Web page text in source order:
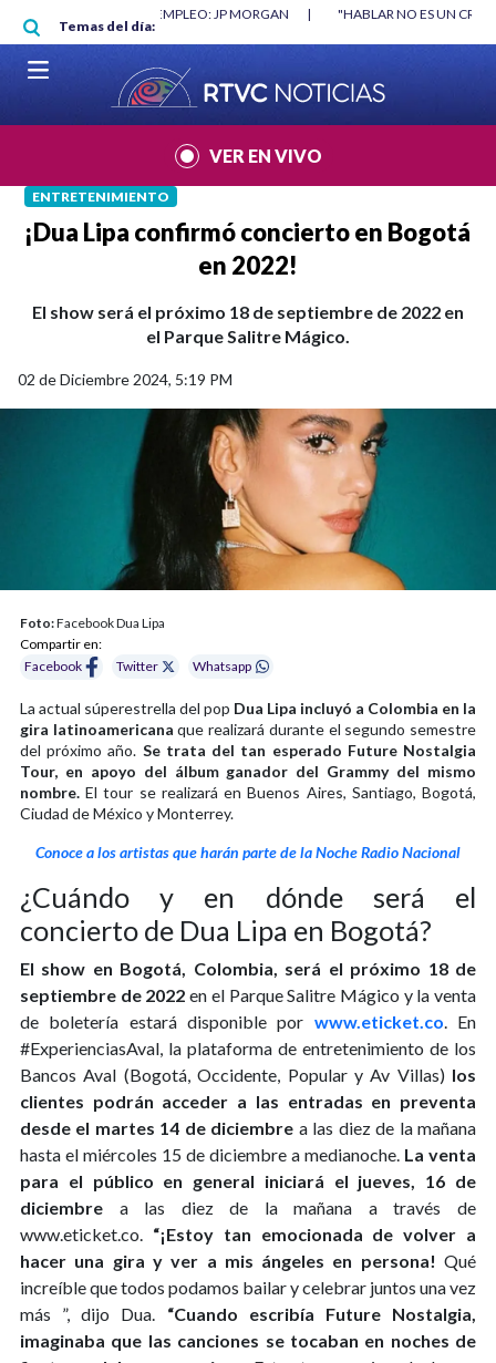
Pasar al contenido principal
Temas del día:
NO DESTRUYÓ EMPLEO: JP MORGAN
"HABLAR NO ES UN
2026
|
VER EN VIVO
ENTRETENIMIENTO
¡Dua Lipa confirmó concierto en Bogotá
en 2022!
El show será el próximo 18 de septiembre de 2022 en
el Parque Salitre Mágico.
02 de Diciembre 2024, 5:19 PM
Foto:Facebook Dua Lipa
Compartir en:
Facebook
Twitter Whatsapp
La actual súperestrella del pop Dua Lipa incluyó a Colombia en la
gira latinoamericana que realizará durante el segundo semestre
del próximo año. Se trata del tan esperado Future Nostalgia
Tour, en apoyo del álbum ganador del Grammy del mismo
nombre. El tour se realizará en Buenos Aires, Santiago, Bogotá,
Ciudad de México y Monterrey.
Conoce a los artistas que harán parte de la Noche Radio Nacional
¿Cuándo y en dónde será el
concierto de Dua Lipa en Bogotá?
El show en Bogotá, Colombia, será el próximo 18 de
septiembre de 2022 en el Parque Salitre Mágico y la venta
de boletería estará disponible por www.eticket.co. En
#ExperienciasAval, la plataforma de entretenimiento de los
Bancos Aval (Bogotá, Occidente, Popular y Av Villas)los
clientes podrán acceder a las entradas en preventa
desde el martes 14 de diciembre a las diez de la mañana
hasta el miércoles 15 de diciembre a medianoche. La venta
para el público en general iniciará el jueves, 16 de
diciembre a las diez de la mañana a través de
www.eticket.co. “¡Estoy tan emocionada de volver a
hacer una gira y ver a mis ángeles en persona! Qué
increíble que todos podamos bailar y celebrar juntos una vez
más ”, dijo Dua. “Cuando escribía Future Nostalgia,
imaginaba que las canciones se tocaban en noches de